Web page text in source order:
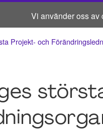
Vi använder oss av
Projekt- och